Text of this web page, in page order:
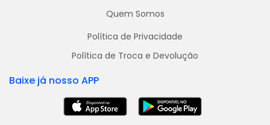
Quem Somos
Política de Privacidade
Política de Troca e Devolução
Baixe já nosso APP